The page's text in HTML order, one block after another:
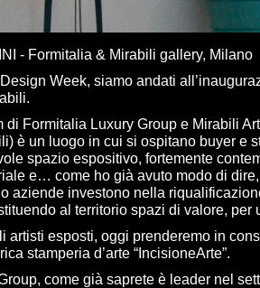
- Formitalia & Mirabili gallery, Milano
Week, siamo andati
di Formitalia Luxury Group e Mirabili
è un luogo in cui si ospitano buyer e
spazio espositivo, fortemente
e… come ho già avuto modo di
aziende investono nella
al territorio spazi di valore,
artisti esposti, oggi prenderemo in
stamperia d’arte “IncisioneArte”.
come già saprete è leader nel